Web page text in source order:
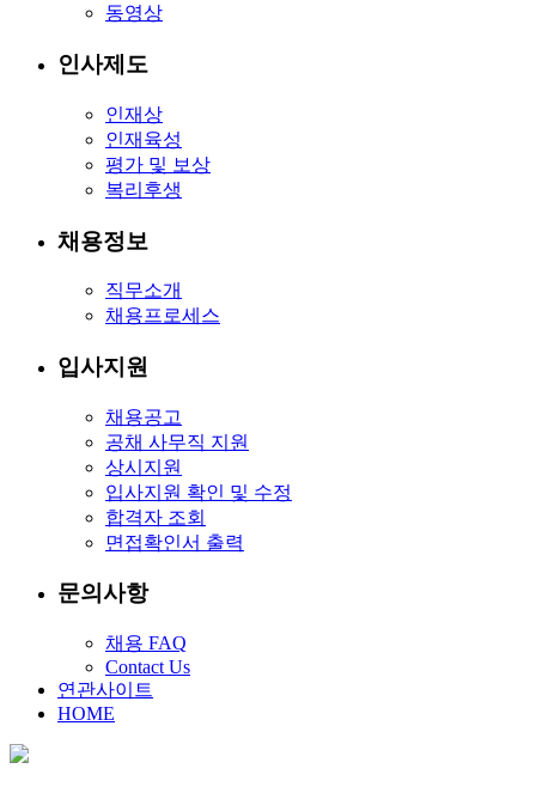
동영상
인사제도
인재상
인재육성
평가 및 보상
복리후생
채용정보
직무소개
채용프로세스
입사지원
채용공고
공채 사무직 지원
상시지원
입사지원 확인 및 수정
합격자 조회
면접확인서 출력
문의사항
채용 FAQ
Contact Us
연관사이트
HOME